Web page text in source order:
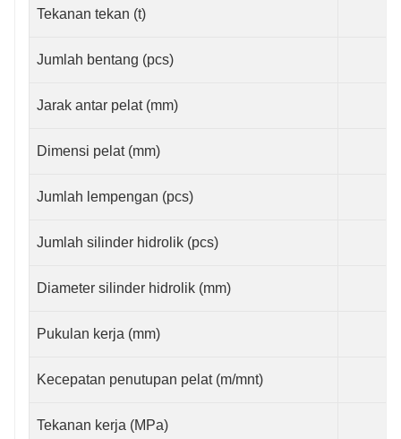
Tekanan tekan (t)
Jumlah bentang (pcs)
Jarak antar pelat (mm)
Dimensi pelat (mm)
Jumlah lempengan (pcs)
Jumlah silinder hidrolik (pcs)
Diameter silinder hidrolik (mm)
Pukulan kerja (mm)
Kecepatan penutupan pelat (m/mnt)
Tekanan kerja (MPa)